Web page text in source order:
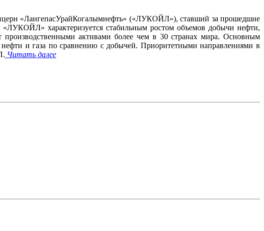
«ЛангепасУрайКогалымнефть» («ЛУКОЙЛ»), ставший за прошедшие
характеризуется стабильным ростом объемов добычи нефти,
производственными активами более чем в 30 странах мира. Основным
нефти и газа по сравнению с добычей. Приоритетными направлениями в
Читать далее